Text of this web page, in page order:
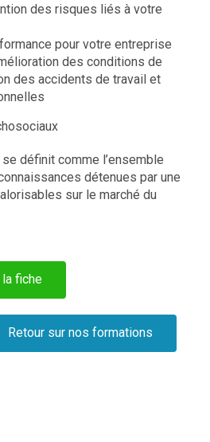
des risques liés à votre
pour votre entreprise
des conditions de
des accidents de travail et
se définit comme l’ensemble
détenues par une
sur le marché du
la fiche
Retour sur nos formations